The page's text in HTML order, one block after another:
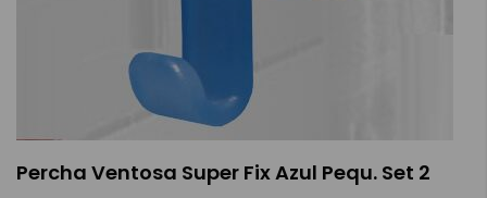
Percha Ventosa Super Fix Azul Pequ. Set 2
al